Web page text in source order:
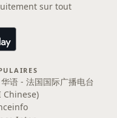
sur tout
华语 - 法国国际广播电台
Chinese)